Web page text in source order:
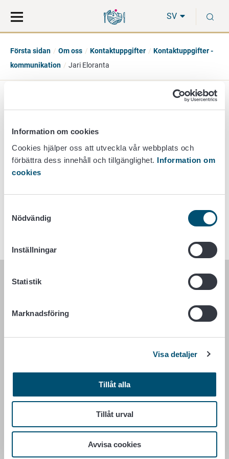
Information om cookies
Cookies hjälper oss att utveckla vår webbplats och
förbättra dess innehåll och tillgänglighet. Information om
cookies
Nödvändig
Inställningar
Statistik
Marknadsföring
Visa detaljer
Tillåt alla
Tillåt urval
Avvisa cookies
direkt
till
på
hela
SV
Första sidan Om oss Kontaktuppgifter
Kontaktuppgifter -
kommunikation
Jari Eloranta
Jari Eloranta
kommunikationsdirektör
+358 40 714 5810
jari.eloranta@ruokavirasto.fi
LIVSMEDELSVERKET
PB 100
Dataskydd
Tillgänglighetsutlåtande
Information om webbplatsen
Cookie inställningar